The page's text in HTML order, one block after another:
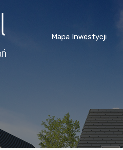
Mapa Inwestycji